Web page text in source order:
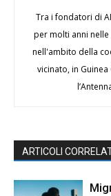
Tra i fondatori di
per molti anni
nell'ambito della
vicinato, in
ARTICOLI